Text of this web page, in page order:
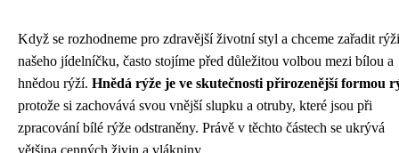
Když se rozhodneme pro zdravější životní styl a chceme zařadit
našeho jídelníčku, často stojíme před důležitou volbou mezi bílou a
hnědou rýží. Hnědá rýže je ve skutečnosti přirozenější formou
protože si zachovává svou vnější slupku a otruby, které jsou při
zpracování bílé rýže odstraněny. Právě v těchto částech se ukrývá
většina cenných živin a vlákniny.